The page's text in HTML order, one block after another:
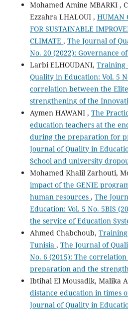
Mohamed Amine MBARKI ,
Ezzahra LHALOUI , HUMAN
FOR SUSTAINABLE
CLIMATE , The Journal of
No. 20 (2022): Governance
Larbi ELHOUDANI, Training
Quality in Education: Vol. 5
correlation between the
strengthening of the
Aymen HAWANI , The
education teachers at the
during the preparation for
Journal of Quality in
School and university
Mohamed Khalil Zarhouti,
impact of the GENIE
human resources , The
Education: Vol. 5 No. 5BIS
the service of Education
Ahmed Chabchoub,
Tunisia , The Journal of
No. 6 (2015): The
preparation and the
Ibtihal El Mousadik, Malika
distance education in times
Journal of Quality in